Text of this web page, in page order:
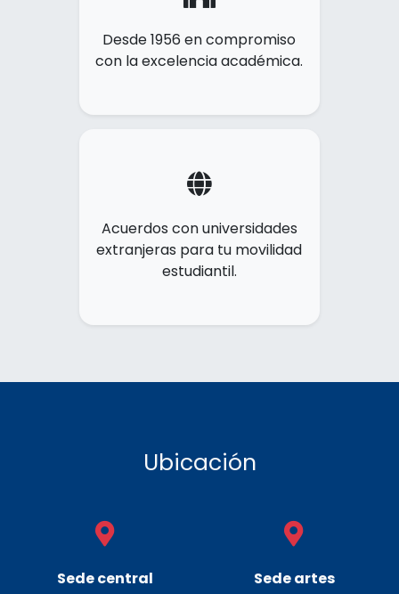
Desde 1956 en compromiso
con la excelencia académica.
Acuerdos con universidades
extranjeras para tu movilidad
estudiantil.
Ubicación
Sede central
Sede artes